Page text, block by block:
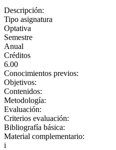
Descripción:
Tipo asignatura
Optativa
Semestre
Anual
Créditos
6.00
Conocimientos previos:
Objetivos:
Contenidos:
Metodología:
Evaluación:
Criterios evaluación:
Bibliografía básica:
Material complementario:
i